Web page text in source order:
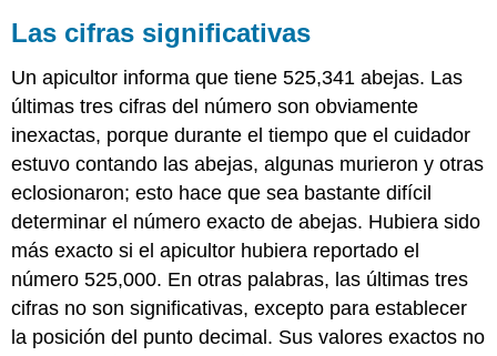
Las cifras significativas
Un apicultor informa que tiene 525,341 abejas. Las
últimas tres cifras del número son obviamente
inexactas, porque durante el tiempo que el cuidador
estuvo contando las abejas, algunas murieron y otras
eclosionaron; esto hace que sea bastante difícil
determinar el número exacto de abejas. Hubiera sido
más exacto si el apicultor hubiera reportado el
número 525,000. En otras palabras, las últimas tres
cifras no son significativas, excepto para establecer
la posición del punto decimal. Sus valores exactos no